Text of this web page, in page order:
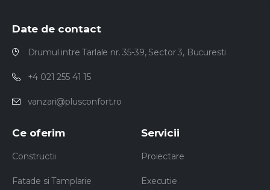
Date de contact
Drumul intre Tarlale nr. 35-39, Sector 3, Bucuresti
+4 021 255 41 15
vanzari@plusconfort.ro
Ce oferim
Constructii
Fatade si Tamplarie
Servicii
Proiectare
Executie